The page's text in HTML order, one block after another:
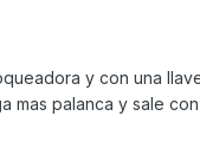
y con una
mas palanca y sale